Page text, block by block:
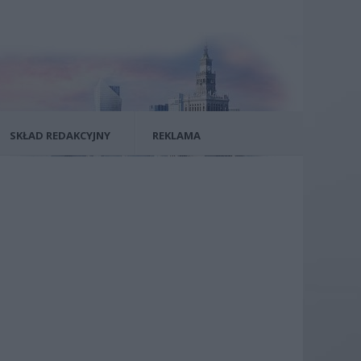
SKŁAD REDAKCYJNY REKLAMA